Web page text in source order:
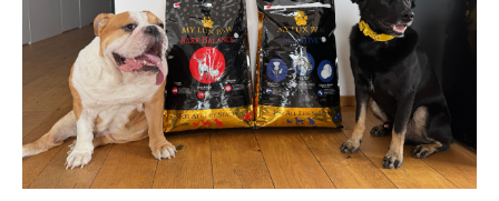
j
e
t
e
n
á